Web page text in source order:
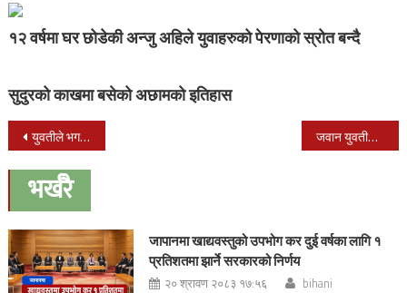
१२ वर्षमा घर छोडेकी अन्जु अहिले युवाहरुको पेरणाको स्रोत बन्दै
सुदुरको काखमा बसेको अछामको इतिहास
Post
navigation
युवतीले भगवानसँग सोधिछन्, ‘हे ईश्वर १ प्रेम के हो रु’ जवाफले सबैको आँखा खुल्छ जवान युवतीसँग जब कालिदासले पानी मागे (रोचक संवादसहित )
भर्खरै
जापानमा खाद्यवस्तुको उपभोग कर दुई वर्षका लागि १
प्रतिशतमा झार्ने सरकारको निर्णय
२० श्रावण २०८३ १७:५६ bihani